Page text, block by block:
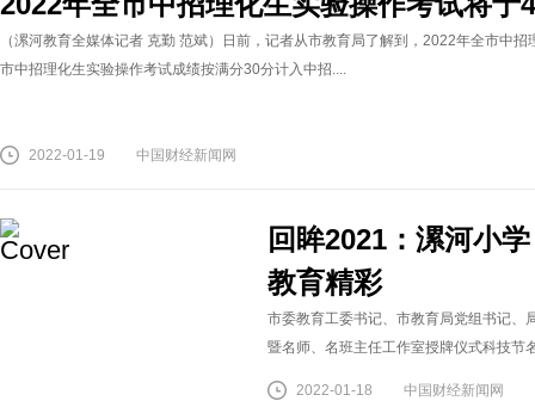
（漯河教育全媒体记者 克勤 范斌）日前，记者从市教育局了解到，2022年全市中
市中招理化生实验操作考试成绩按满分30分计入中招....
2022-01-19 中国财经新闻网
回眸2021：漯河小
教育精彩
市委教育工委书记、市教育局党组书记、
暨名师、名班主任工作室授牌仪式科技节
2022-01-18 中国财经新闻网